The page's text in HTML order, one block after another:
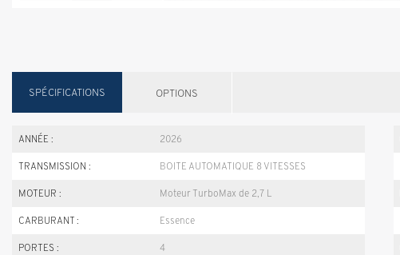
SPÉCIFICATIONS OPTIONS
ANNÉE : 2026
TRANSMISSION : BOITE AUTOMATIQUE 8 VITESSES
MOTEUR : Moteur TurboMax de 2,7 L
CARBURANT : Essence
PORTES : 4